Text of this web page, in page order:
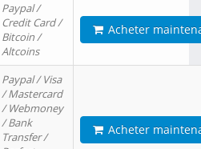
Paypal /
Credit Card /
Bitcoin /
Altcoins
Acheter
Paypal / Visa
/ Mastercard
/ Webmoney
/ Bank
Transfer /
Acheter